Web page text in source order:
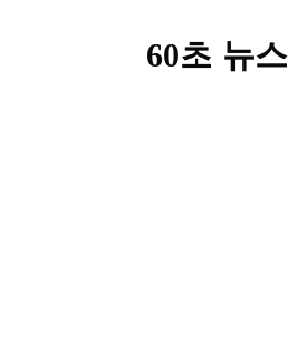
60초 뉴스